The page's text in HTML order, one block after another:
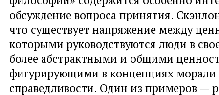
обсуждение вопроса принятия.
что существует напряжение между
которыми руководствуются люди в
более абстрактными и общими
фигурирующими в концепциях морали
справедливости. Один из примеров —